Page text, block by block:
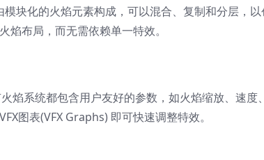
块化的火焰元素构成，可以混合、复制和分层，以
焰布局，而无需依赖单一特效。
焰系统都包含用户友好的参数，如火焰缩放、速
图表(VFX Graphs) 即可快速调整特效。